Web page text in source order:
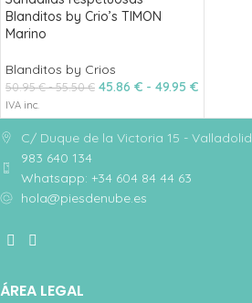
Blanditos by Crio’s TIMON
Marino
Blanditos by Crios
50.95€-55.50€ 45.86 € - 49.95 €
IVA inc.
C/ Duque de la Victoria 15 - Valladolid
983 640 134
Whatsapp: +34 604 84 44 63
hola@piesdenube.es
ÁREA LEGAL